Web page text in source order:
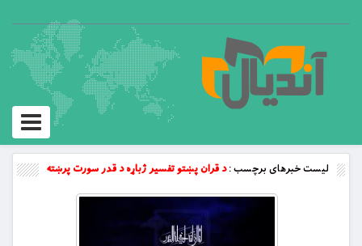
Toggle
لیست خبرهای برچسب :د قران پښتو تفسیر ژباړه د قدر سورت پرښته